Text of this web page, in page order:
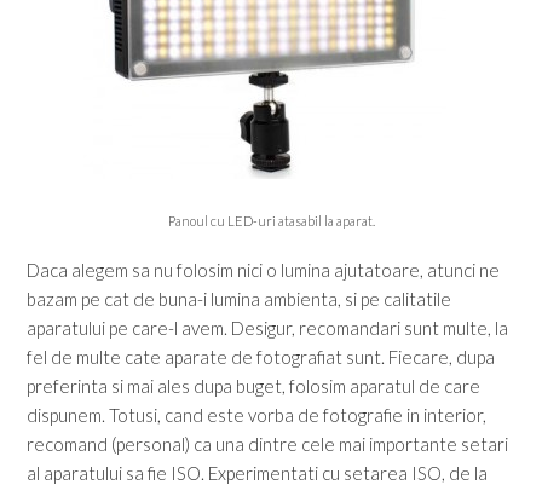
Panoul cu LED-uri atasabil la aparat.
Daca alegem sa nu folosim nici o lumina ajutatoare, atunci ne
bazam pe cat de buna-i lumina ambienta, si pe calitatile
aparatului pe care-l avem. Desigur, recomandari sunt multe, la
fel de multe cate aparate de fotografiat sunt. Fiecare, dupa
preferinta si mai ales dupa buget, folosim aparatul de care
dispunem. Totusi, cand este vorba de fotografie in interior,
recomand (personal) ca una dintre cele mai importante setari
al aparatului sa fie ISO. Experimentati cu setarea ISO, de la